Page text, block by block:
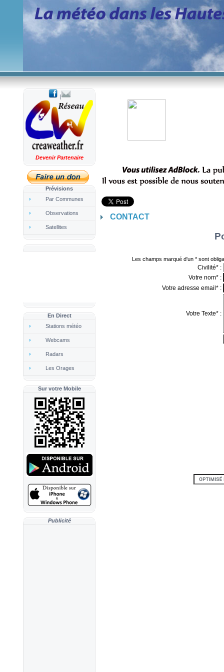
|
Devenir Partenaire
Prévisions
Par Communes
Observations
Satellites
En Direct
Stations météo
Webcams
Radars
Les Orages
Sur votre Mobile
Publicité
CONTACT